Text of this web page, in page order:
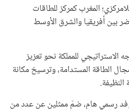
المغرب كمركز للطاقات
بين أفريقيا والشرق الأوسط
للمملكة نحو تعزيز
الطاقة المستدامة، وترسيخ مكانة
رسمي هام، ضمّ ممثلين عن عدد من